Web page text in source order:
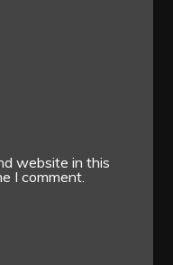
website in this
I comment.